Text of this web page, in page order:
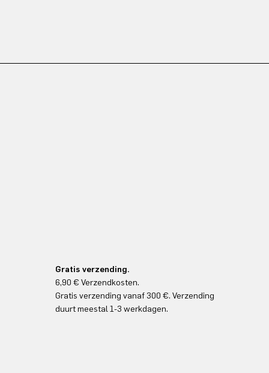
Gratis verzending.
6,90 € Verzendkosten.
Gratis verzending vanaf 300 €. Verzending
duurt meestal 1-3 werkdagen.